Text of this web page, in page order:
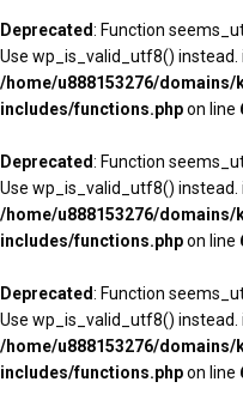
Deprecated: Function
Use wp_is_valid_utf8() instead.
/home/u888153276/
includes/functions.phpon line
Deprecated: Function
Use wp_is_valid_utf8() instead.
/home/u888153276/
includes/functions.phpon line
Deprecated: Function
Use wp_is_valid_utf8() instead.
/home/u888153276/
includes/functions.phpon line